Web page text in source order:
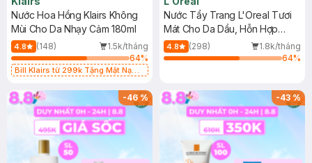
Nước Hoa Hồng Klairs Không
Mùi Cho Da Nhạy Cảm 180ml
4.8 (148)
1.5k/tháng
64%
Bill Klairs từ 299k Tặng Mặt Nạ
25ml (SL Có Hạn)
Nước Tẩy Trang L'Oreal Tươi
Mát Cho Da Dầu, Hỗn Hợp
400ml
4.8 (298)
1.8k/tháng
64%
-46% -43%